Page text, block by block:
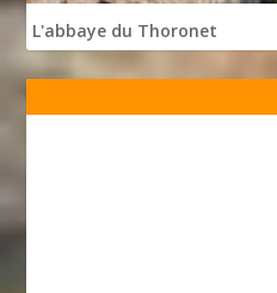
L'abbaye du Thoronet